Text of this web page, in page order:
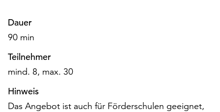
Dauer
90 min
Teilnehmer
mind. 8, max. 30
Hinweis
Das Angebot ist auch für Förderschulen geeignet,